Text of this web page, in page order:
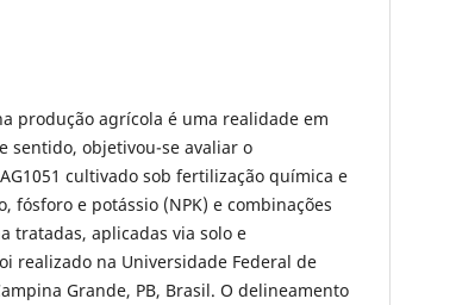
produção agrícola é uma realidade em
sentido, objetivou-se avaliar o
cultivado sob fertilização química e
e potássio (NPK) e combinações
tratadas, aplicadas via solo e
realizado na Universidade Federal de
Grande, PB, Brasil. O delineamento